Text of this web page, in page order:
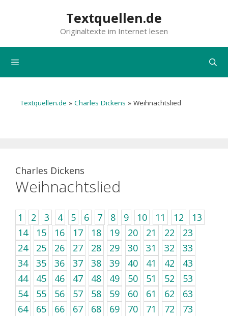
Textquellen.de
Originaltexte im Internet lesen
Textquellen.de » Charles Dickens » Weihnachtslied
Charles Dickens
Weihnachtslied
1 2 3 4 5 6 7 8 9 10 11 12
13
14
15 16 17 18 19 20 21 22
23
24
25 26 27 28 29 30 31 32
33
34
35 36 37 38 39 40 41 42
43
44
45 46 47 48 49 50 51 52
53
54
55 56 57 58 59 60 61 62
63
64
65 66 67 68 69 70 71 72
73